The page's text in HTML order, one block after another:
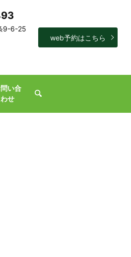
い合
わせ
search
9-6-25
web予約はこちら